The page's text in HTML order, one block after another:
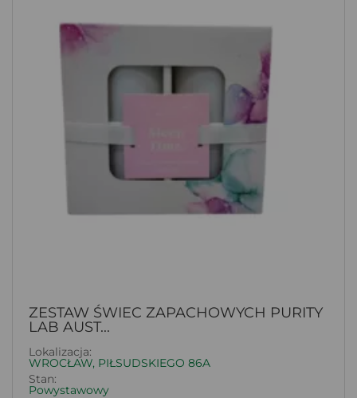
ZESTAW ŚWIEC ZAPACHOWYCH PURITY
LAB AUST...
Lokalizacja:
WROCŁAW, PIŁSUDSKIEGO 86A
Stan:
Powystawowy